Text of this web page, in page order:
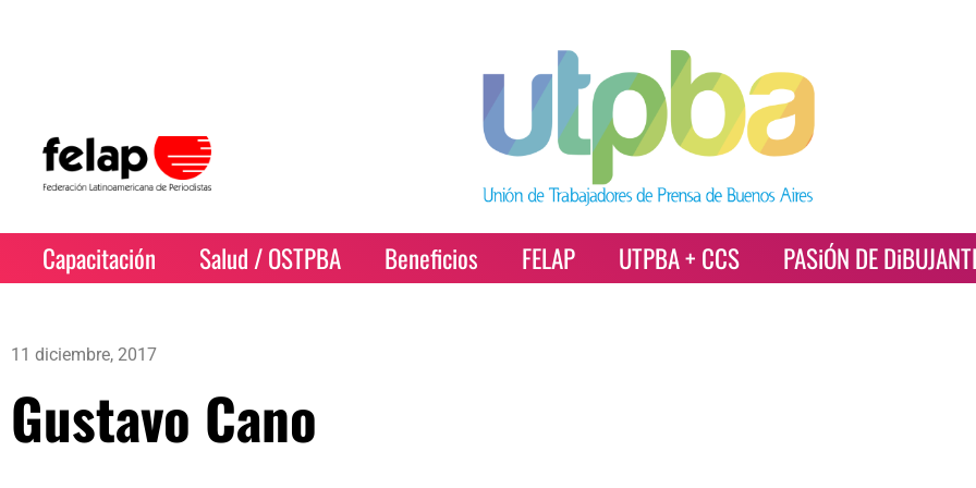
Capacitación Salud / OSTPBA Beneficios FELAP UTPBA + CCS PASiÓN DE
11 diciembre, 2017
Gustavo Cano